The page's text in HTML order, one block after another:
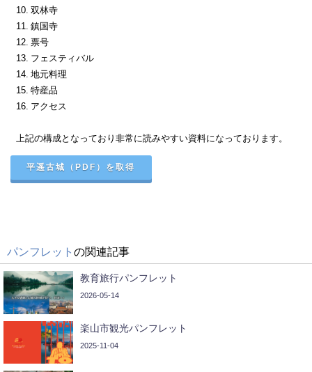
10. 双林寺
11. 鎮国寺
12. 票号
13. フェスティバル
14. 地元料理
15. 特産品
16. アクセス
上記の構成となっており非常に読みやすい資料になっております。
平遥古城（PDF）を取得
パンフレット の関連記事
教育旅行パンフレット
2026-05-14
楽山市観光パンフレット
2025-11-04